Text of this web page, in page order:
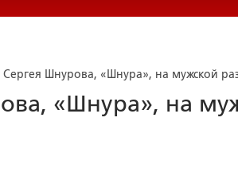
Сергея Шнурова, «Шнура», на мужской
«Шнура», на